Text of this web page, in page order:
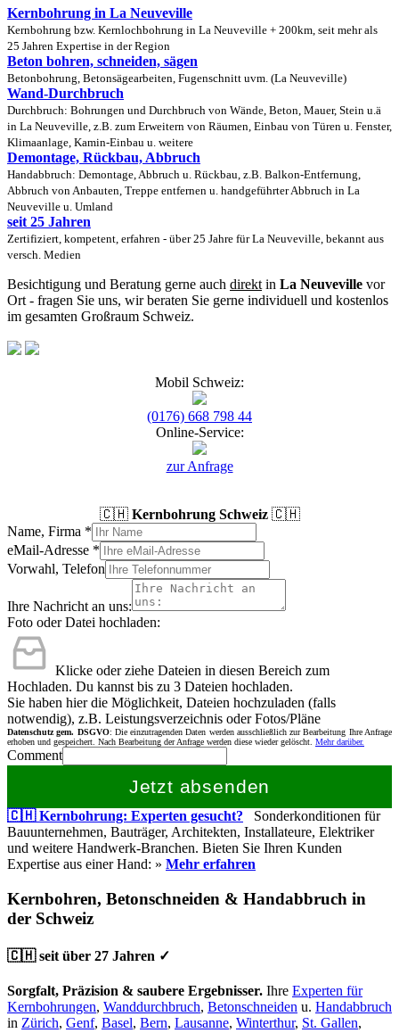
Kernbohrung in La Neuveville
Kernbohrung bzw. Kernlochbohrung in La Neuveville + 200km, seit mehr als
25 Jahren Expertise in der Region
Beton bohren, schneiden, sägen
Betonbohrung, Betonsägearbeiten, Fugenschnitt uvm. (La Neuveville)
Wand-Durchbruch
Durchbruch: Bohrungen und Durchbruch von Wände, Beton, Mauer, Stein u.ä
in La Neuveville, z.B. zum Erweitern von Räumen, Einbau von Türen u. Fenster,
Klimaanlage, Kamin-Einbau u. weitere
Demontage, Rückbau, Abbruch
Handabbruch: Demontage, Abbruch u. Rückbau, z.B. Balkon-Entfernung,
Abbruch von Anbauten, Treppe entfernen u. handgeführter Abbruch in La
Neuveville u. Umland
seit 25 Jahren
Zertifiziert, kompetent, erfahren - über 25 Jahre für La Neuveville, bekannt aus
versch. Medien
Besichtigung und Beratung gerne auch direkt in La Neuveville vor
Ort - fragen Sie uns, wir beraten Sie gerne individuell und kostenlos
im gesamten Großraum Schweiz.
Mobil Schweiz:
(0176) 668 798 44
Online-Service:
zur Anfrage
🇨🇭 Kernbohrung Schweiz🇨🇭
Name, Firma *
eMail-Adresse *
Vorwahl, Telefon
Ihre Nachricht an uns:
Foto oder Datei hochladen:
Klicke oder ziehe Dateien in diesen Bereich zum
Hochladen. Du kannst bis zu 3 Dateien hochladen.
Sie haben hier die Möglichkeit, Dateien hochzuladen (falls
notwendig), z.B. Leistungsverzeichnis oder Fotos/Pläne
Datenschutz gem. DSGVO: Die einzutragenden Daten werden ausschließlich zur Bearbeitung Ihre Anfrage
erhoben und gespeichert. Nach Bearbeitung der Anfrage werden diese wieder gelöscht. Mehr darüber.
Comment
Jetzt absenden
🇨🇭 Kernbohrung: Experten gesucht? Sonderkonditionen für
Bauunternehmen, Bauträger, Architekten, Installateure, Elektriker
und weitere Handwerk-Branchen. Bieten Sie Ihren Kunden
Expertise aus einer Hand: » Mehr erfahren
Kernbohren, Betonschneiden & Handabbruch in
der Schweiz
🇨🇭 seit über 27 Jahren ✓
Sorgfalt, Präzision & saubere Ergebnisser. Ihre Experten für
Kernbohrungen, Wanddurchbruch, Betonschneiden u. Handabbruch
in Zürich, Genf, Basel, Bern, Lausanne, Winterthur, St. Gallen,